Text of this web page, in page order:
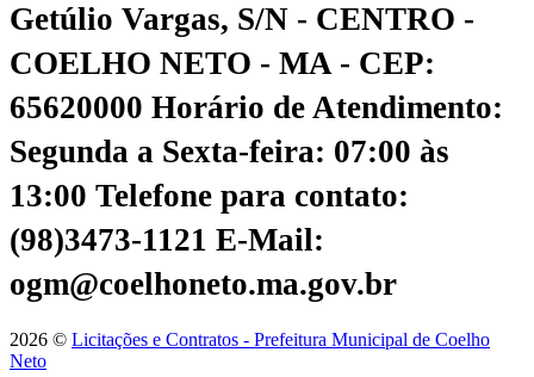
Getúlio Vargas, S/N - CENTRO -
COELHO NETO - MA - CEP:
65620000 Horário de Atendimento:
Segunda a Sexta-feira: 07:00 às
13:00 Telefone para contato:
(98)3473-1121 E-Mail:
ogm@coelhoneto.ma.gov.br
2026 © Licitações e Contratos - Prefeitura Municipal de Coelho
Neto